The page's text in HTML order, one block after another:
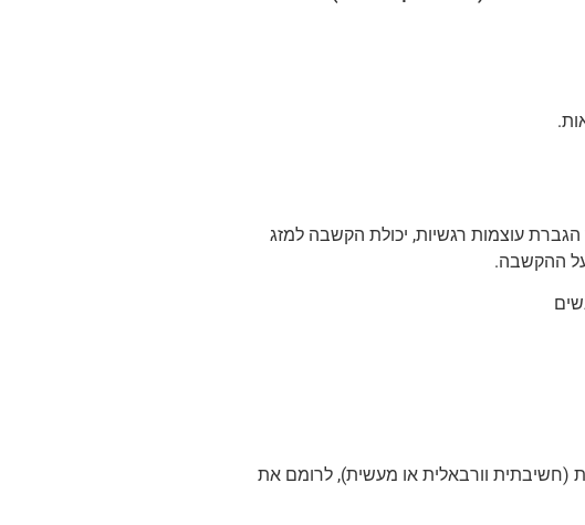
עוצמות רגשיות, יכולת הקשבה למזג
ההקשבה.
(חשיבתית וורבאלית או מעשית), לרומם את